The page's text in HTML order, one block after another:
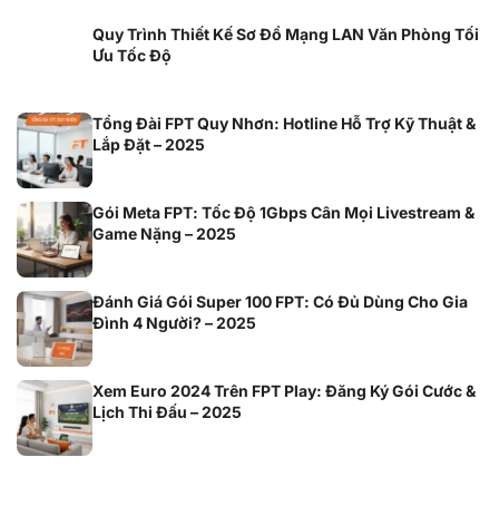
Quy Trình Thiết Kế Sơ Đồ Mạng LAN Văn Phòng Tối
Ưu Tốc Độ
Tổng Đài FPT Quy Nhơn: Hotline Hỗ Trợ Kỹ Thuật &
Lắp Đặt – 2025
Gói Meta FPT: Tốc Độ 1Gbps Cân Mọi Livestream &
Game Nặng – 2025
Đánh Giá Gói Super 100 FPT: Có Đủ Dùng Cho Gia
Đình 4 Người? – 2025
Xem Euro 2024 Trên FPT Play: Đăng Ký Gói Cước &
Lịch Thi Đấu – 2025